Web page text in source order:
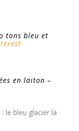
tons bleu et
en laiton –
le bleu glacier là